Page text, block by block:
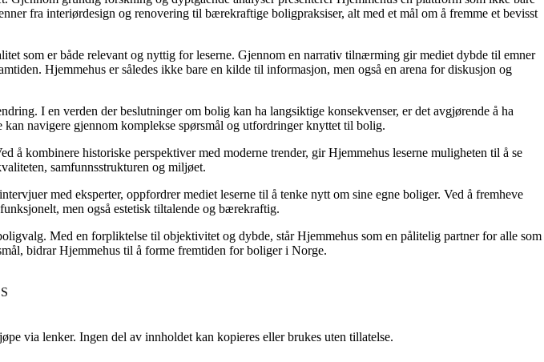
fra interiørdesign og renovering til bærekraftige boligpraksiser, alt med et mål om å fremme et bevisst
som er både relevant og nyttig for leserne. Gjennom en narrativ tilnærming gir mediet dybde til emner
Hjemmehus er således ikke bare en kilde til informasjon, men også en arena for diskusjon og
I en verden der beslutninger om bolig kan ha langsiktige konsekvenser, er det avgjørende å ha
navigere gjennom komplekse spørsmål og utfordringer knyttet til bolig.
kombinere historiske perspektiver med moderne trender, gir Hjemmehus leserne muligheten til å se
samfunnsstrukturen og miljøet.
med eksperter, oppfordrer mediet leserne til å tenke nytt om sine egne boliger. Ved å fremheve
men også estetisk tiltalende og bærekraftig.
Med en forpliktelse til objektivitet og dybde, står Hjemmehus som en pålitelig partner for alle som
bidrar Hjemmehus til å forme fremtiden for boliger i Norge.
via lenker. Ingen del av innholdet kan kopieres eller brukes uten tillatelse.